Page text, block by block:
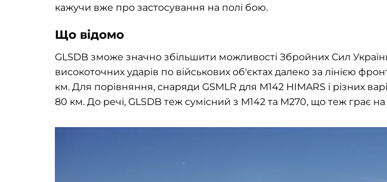
кажучи вже про застосування на полі бою.
Що відомо
GLSDB зможе значно збільшити можливості Збройних Сил
високоточних ударів по військових об'єктах далеко за лінією
км. Для порівняння, снаряди GSMLR для M142 HIMARS і різних
80 км. До речі, GLSDB теж сумісний з M142 та M270, що теж грає на